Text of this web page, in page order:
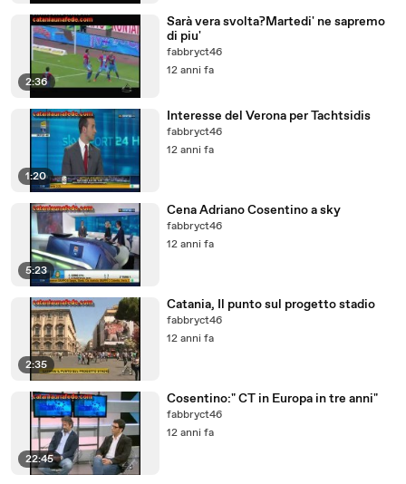
2:36
Sarà vera svolta?Martedi' ne sapremo
di piu'
fabbryct46
12 anni fa
1:20
Interesse del Verona per Tachtsidis
fabbryct46
12 anni fa
5:23
Cena Adriano Cosentino a sky
fabbryct46
12 anni fa
2:35
Catania, Il punto sul progetto stadio
fabbryct46
12 anni fa
22:45
Cosentino:" CT in Europa in tre anni"
fabbryct46
12 anni fa